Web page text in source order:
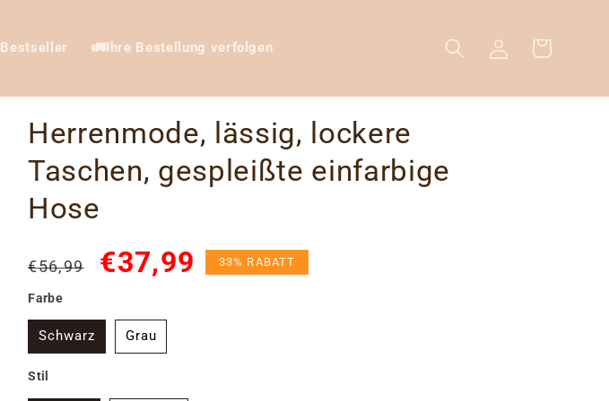
Bestseller 🚛Ihre Bestellung verfolgen EinloggenWarenkorb
Herrenmode, lässig, lockere
Taschen, gespleißte einfarbige
Hose
Normaler
Preis
€56,99
Verkaufspreis
€37,99 33% RABATT
Farbe
Schwarz Grau
Stil